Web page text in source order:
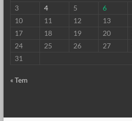
3
4 5 6
10
11 12 13
17
18 19 20
24
25 26 27
31
« Tem